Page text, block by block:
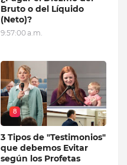
Bruto o del Líquido
(Neto)?
9:57:00 a.m.
8
3 Tipos de "Testimonios"
que debemos Evitar
según los Profetas